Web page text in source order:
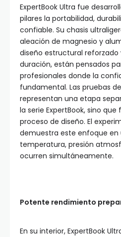
ExpertBook Ultra fue
pilares la portabilidad,
confiable. Su chasis
aleación de magnesio y
diseño estructural
duración, están pensados
profesionales donde la
fundamental. Las pruebas
representan una etapa
la serie ExpertBook, sino
proceso de diseño. El
demuestra este enfoque en
temperatura, presión
ocurren simultáneamente.
Potente rendimiento
En su interior, ExpertBook